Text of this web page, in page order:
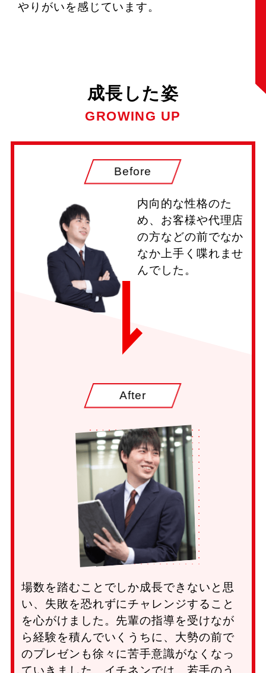
やりがいを感じています。
成長した姿
GROWING UP
Before
内向的な性格のた
め、お客様や代理店
の方などの前でなか
なか上手く喋れませ
んでした。
After
場数を踏むことでしか成長できないと思
い、失敗を恐れずにチャレンジすること
を心がけました。先輩の指導を受けなが
ら経験を積んでいくうちに、大勢の前で
のプレゼンも徐々に苦手意識がなくなっ
ていきました。イチネンでは、若手のう